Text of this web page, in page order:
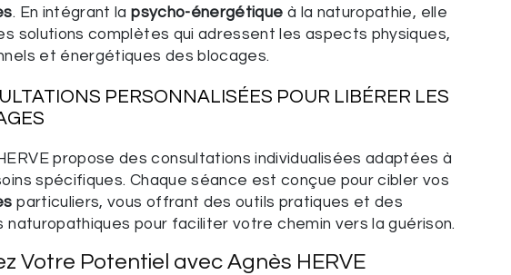
. En intégrant lapsycho-énergétique à la naturopathie, elle
solutions complètes qui adressent les aspects physiques,
et énergétiques des blocages.
PERSONNALISÉES POUR LIBÉRER LES
propose des consultations individualisées adaptées à
spécifiques. Chaque séance est conçue pour cibler vos
particuliers, vous offrant des outils pratiques et des
naturopathiques pour faciliter votre chemin vers la guérison.
Votre Potentiel avec Agnès HERVE